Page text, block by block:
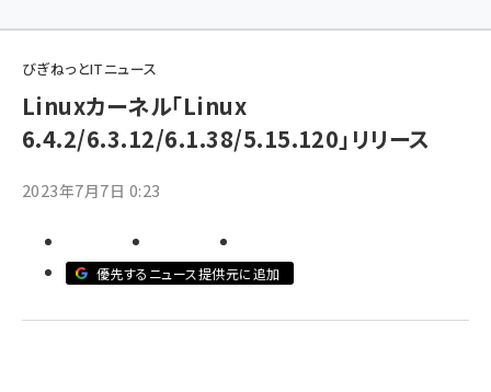
ツ
加藤銘のチーム貢献～仲間と築いた勝利の絆～ (2315)
iot女子会 (2281)
genai (1484)
びぎねっとITニュース
Linuxカーネル「Linux
6.4.2/6.3.12/6.1.38/5.15.120」リリース
2023年7月7日 0:23
優先するニュース提供元に追加